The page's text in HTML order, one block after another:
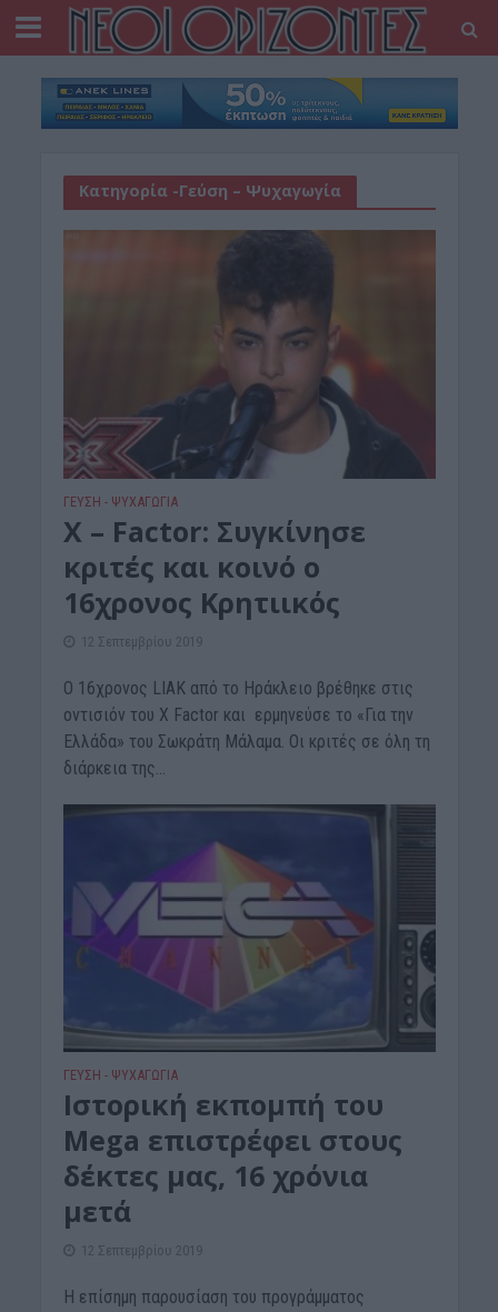
Κατηγορία -Γεύση – Ψυχαγωγία
ΓΕΎΣΗ - ΨΥΧΑΓΩΓΊΑ
X – Factor: Συγκίνησε
κριτές και κοινό ο
16χρονος Κρητιικός
12 Σεπτεμβρίου 2019
Ο 16χρονος LIAK από το Ηράκλειο βρέθηκε στις
οντισιόν του X Factor και ερμηνεύσε το «Για την
Ελλάδα» του Σωκράτη Μάλαμα. Οι κριτές σε όλη τη
διάρκεια της...
ΓΕΎΣΗ - ΨΥΧΑΓΩΓΊΑ
Ιστορική εκπομπή του
Mega επιστρέφει στους
δέκτες μας, 16 χρόνια
μετά
12 Σεπτεμβρίου 2019
Η επίσημη παρουσίαση του προγράμματος